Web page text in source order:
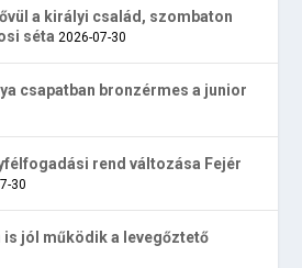
a királyi család, szombaton
séta 2026-07-30
csapatban bronzérmes a junior
rend változása Fejér
30
is jól működik a levegőztető